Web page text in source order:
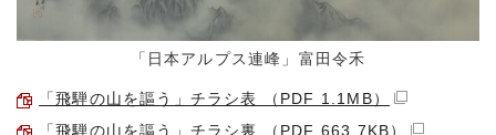
「日本アルプス連峰」富田令禾
「飛騨の山を謳う」チラシ表 （PDF 1.1MB）
「飛騨の山を謳う」チラシ裏 （PDF 663.7KB）